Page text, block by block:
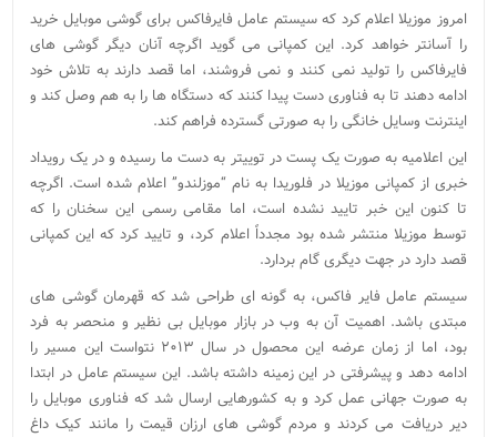
امروز موزیلا اعلام کرد که سیستم عامل فایرفاکس برای گوشی موبایل خرید
را آسانتر خواهد کرد. این کمپانی می گوید اگرچه آنان دیگر گوشی های
فایرفاکس را تولید نمی کنند و نمی فروشند، اما قصد دارند به تلاش خود
ادامه دهند تا به فناوری دست پیدا کنند که دستگاه ها را به هم وصل کند و
اینترنت وسایل خانگی را به صورتی گسترده فراهم کند.
این اعلامیه به صورت یک پست در توییتر به دست ما رسیده و در یک رویداد
خبری از کمپانی موزیلا در فلوریدا به نام “موزلندو” اعلام شده است. اگرچه
تا کنون این خبر تایید نشده است، اما مقامی رسمی این سخنان را که
توسط موزیلا منتشر شده بود مجدداً اعلام کرد، و تایید کرد که این کمپانی
قصد دارد در جهت دیگری گام بردارد.
سیستم عامل فایر فاکس، به گونه ای طراحی شد که قهرمان گوشی های
مبتدی باشد. اهمیت آن به وب در بازار موبایل بی نظیر و منحصر به فرد
بود، اما از زمان عرضه این محصول در سال ۲۰۱۳ نتواست این مسیر را
ادامه دهد و پیشرفتی در این زمینه داشته باشد. این سیستم عامل در ابتدا
به صورت جهانی عمل کرد و به کشورهایی ارسال شد که فناوری موبایل را
دیر دریافت می کردند و مردم گوشی های ارزان قیمت را مانند کیک داغ